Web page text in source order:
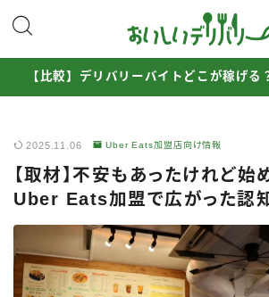
MENU
Uber Eats配達員ガイド
出前館配達員ガイド
ロケットナウ配達員ガイド
配達員272人アンケート調査
【比較】デリバリーバイトどこが稼げる
2025.11.06 Uber Eats加盟店向け情報
【取材】不安もあったけれど始
Uber Eats加盟で広がった認